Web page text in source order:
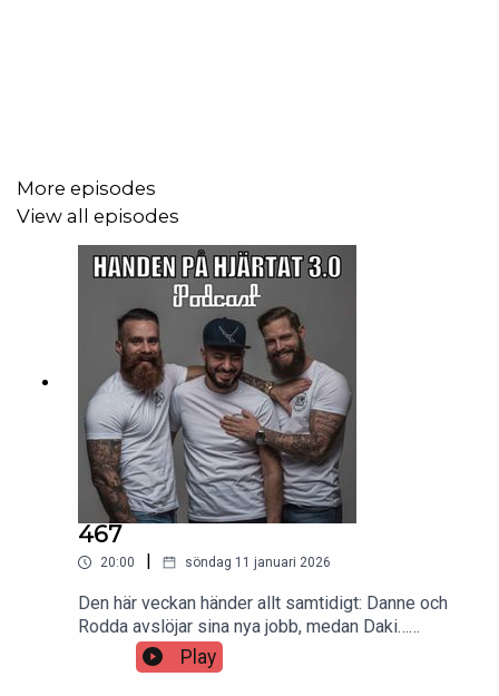
More episodes
View all episodes
467
20:00 | söndag 11 januari 2026
Den här veckan händer allt samtidigt: Danne och
Rodda avslöjar sina nya jobb, medan Daki…
fortfarande inte har något – men däremot en grill
som startar ett oväntat bråk mellan honom och
Play